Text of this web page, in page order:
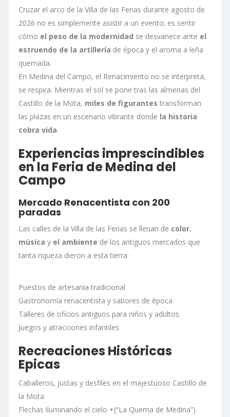
Cruzar el arco de la Villa de las Ferias durante agosto de
2026 no es simplemente asistir a un evento; es sentir
cómo el peso de la modernidad se desvanece ante el
estruendo de la artillería de época y el aroma a leña
quemada.
En Medina del Campo, el Renacimiento no se interpreta,
se respira. Mientras el sol se pone tras las almenas del
Castillo de la Mota, miles de figurantes transforman
las plazas en un escenario vibrante donde la historia
cobra vida.
Experiencias imprescindibles
en la Feria de Medina del
Campo
Mercado Renacentista con 200
paradas
Las calles de la Villa de las Ferias se llenan de color,
música y el ambiente de los antiguos mercados que
tanta riqueza dieron a esta tierra:
Puestos de artesanía tradicional
Gastronomía renacentista y sabores de época
Talleres de oficios antiguos para niños y adultos
Juegos y atracciones infantiles
Recreaciones Históricas
Epicas
Caballeros, justas y desfiles en el majestuoso Castillo de
la Mota
Flechas iluminando el cielo +(“La Quema de Medina”)